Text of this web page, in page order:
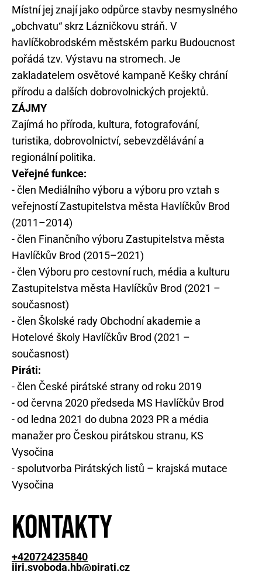
Místní jej znají jako odpůrce stavby nesmyslného
„obchvatu“ skrz Lázničkovu stráň. V
havlíčkobrodském městském parku Budoucnost
pořádá tzv. Výstavu na stromech. Je
zakladatelem osvětové kampaně Kešky chrání
přírodu a dalších dobrovolnických projektů.
ZÁJMY
Zajímá ho příroda, kultura, fotografování,
turistika, dobrovolnictví, sebevzdělávání a
regionální politika.
Veřejné funkce:
- člen Mediálního výboru a výboru pro vztah s
veřejností Zastupitelstva města Havlíčkův Brod
(2011–2014)
- člen Finančního výboru Zastupitelstva města
Havlíčkův Brod (2015–2021)
- člen Výboru pro cestovní ruch, média a kulturu
Zastupitelstva města Havlíčkův Brod (2021 –
současnost)
- člen Školské rady Obchodní akademie a
Hotelové školy Havlíčkův Brod (2021 –
současnost)
Piráti:
- člen České pirátské strany od roku 2019
- od června 2020 předseda MS Havlíčkův Brod
- od ledna 2021 do dubna 2023 PR a média
manažer pro Českou pirátskou stranu, KS
Vysočina
- spolutvorba Pirátských listů – krajská mutace
Vysočina
Kontakty
+420724235840
jiri.svoboda.hb@pirati.cz